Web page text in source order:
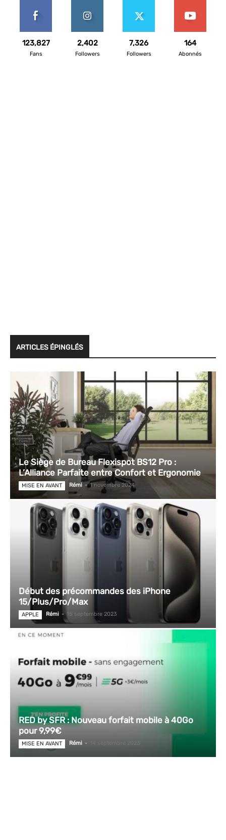
123,827
Fans
2,402
Followers
7,326
Followers
164
Abonnés
ARTICLES ÉPINGLÉS
Le Siège de Bureau Flexispot BS12 Pro :
L’Alliance Parfaite entre Confort et Ergonomie
MISE EN AVANT Rémi - 1 novembre 2024
Début des précommandes des iPhone
15/Plus/Pro/Max
APPLE Rémi - 15 septembre 2023
RED by SFR : Nouveau forfait mobile à 40Go
pour 9,99€
MISE EN AVANT Rémi - 14 septembre 2023